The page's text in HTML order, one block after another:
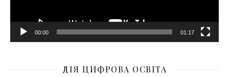
00:00 01:17
ДІЯ ЦИФРОВА ОСВІТА